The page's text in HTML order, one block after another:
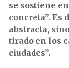
se sostiene
concreta”. Es
abstracta,
tirado en los
ciudades”.